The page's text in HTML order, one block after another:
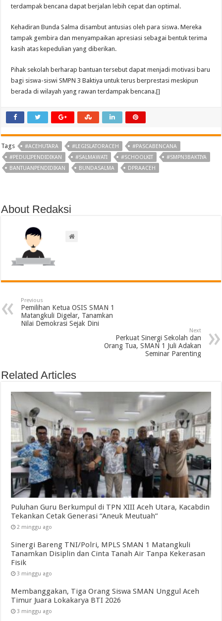
terdampak bencana dapat berjalan lebih cepat dan optimal.
Kehadiran Bunda Salma disambut antusias oleh para siswa. Mereka
tampak gembira dan menyampaikan apresiasi sebagai bentuk terima
kasih atas kepedulian yang diberikan.
Pihak sekolah berharap bantuan tersebut dapat menjadi motivasi baru
bagi siswa-siswi SMPN 3 Baktiya untuk terus berprestasi meskipun
berada di wilayah yang rawan terdampak bencana.[]
Tags #ACEHUTARA #LEGISLATORACEH
#PASCABENCANA
#PEDULIPENDIDIKAN
#SALMAWATI #SCHOOLKIT
#SMPN3BAKTIYA
BANTUANPENDIDIKAN
BUNDASALMA DPRAACEH
About Redaksi
Previous
Pemilihan Ketua OSIS SMAN 1
Matangkuli Digelar, Tanamkan
Nilai Demokrasi Sejak Dini
Next
Perkuat Sinergi Sekolah dan
Orang Tua, SMAN 1 Juli Adakan
Seminar Parenting
Related Articles
Puluhan Guru Berkumpul di TPN XIII Aceh Utara, Kacabdin
Tekankan Cetak Generasi “Aneuk Meutuah”
2 minggu ago
Sinergi Bareng TNI/Polri, MPLS SMAN 1 Matangkuli
Tanamkan Disiplin dan Cinta Tanah Air Tanpa Kekerasan
Fisik
3 minggu ago
Membanggakan, Tiga Orang Siswa SMAN Unggul Aceh
Timur Juara Lokakarya BTI 2026
3 minggu ago